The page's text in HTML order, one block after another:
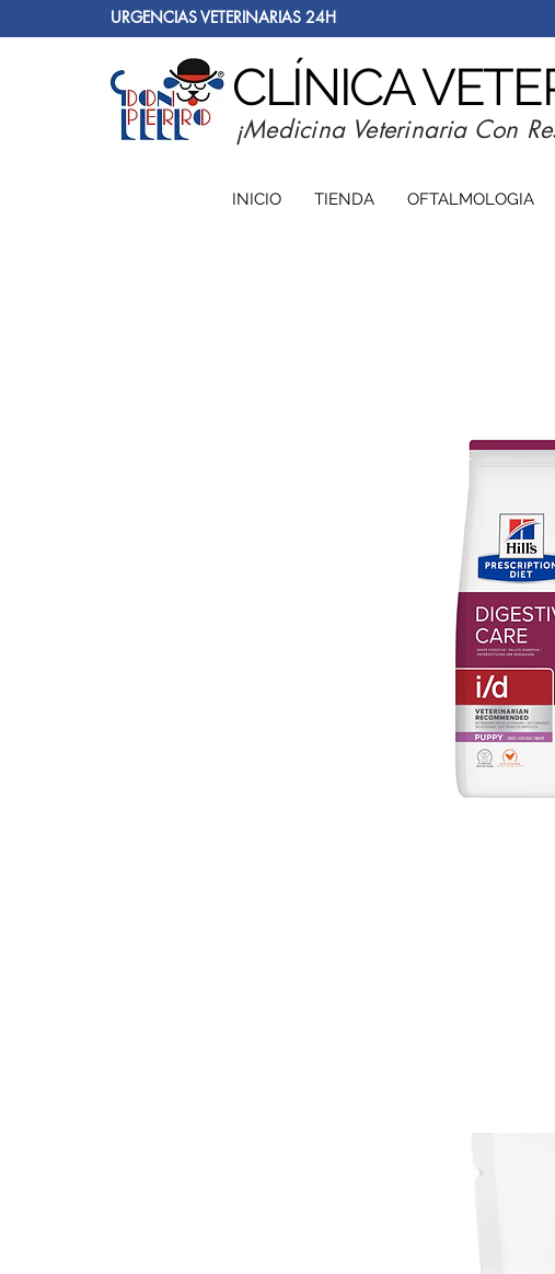
URGENCIAS VETERINARIAS 24H
CLÍNICA
¡Medicina Veterinaria Con
INICIO TIENDA OFTALMOLOGIA